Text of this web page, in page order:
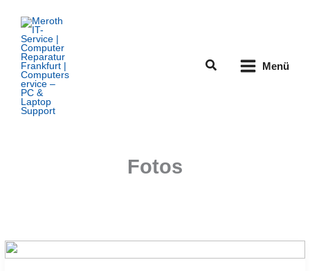
Inhalt
springen
Suchen Menü
Fotos